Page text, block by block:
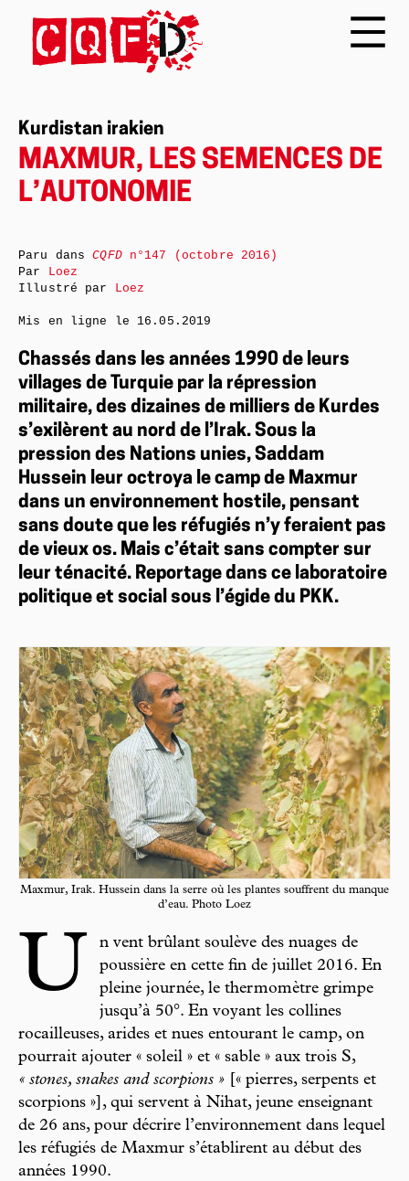
Kurdistan irakien
MAXMUR, LES SEMENCES DE
L’AUTONOMIE
Chassés dans les années 1990 de leurs
villages de Turquie par la répression
militaire, des dizaines de milliers de Kurdes
s’exilèrent au nord de l’Irak. Sous la
pression des Nations unies, Saddam
Hussein leur octroya le camp de Maxmur
dans un environnement hostile, pensant
sans doute que les réfugiés n’y feraient pas
de vieux os. Mais c’était sans compter sur
leur ténacité. Reportage dans ce laboratoire
politique et social sous l’égide du PKK.
Maxmur, Irak. Hussein dans la serre où les plantes souffrent du manque
d’eau. Photo Loez
U
n vent brûlant soulève des nuages de
poussière en cette fin de juillet 2016. En
pleine journée, le thermomètre grimpe
jusqu’à 50°. En voyant les collines
rocailleuses, arides et nues entourant le camp, on
pourrait ajouter « soleil » et « sable » aux trois S,
« stones, snakes and scorpions »
[« pierres, serpents et
scorpions »], qui servent à Nihat, jeune enseignant
de 26 ans, pour décrire l’environnement dans lequel
les réfugiés de Maxmur s’établirent au début des
années 1990.
Paru dansCQFDn°147 (octobre 2016)
Par Loez
Illustré par Loez
Mis en ligne le 16.05.2019